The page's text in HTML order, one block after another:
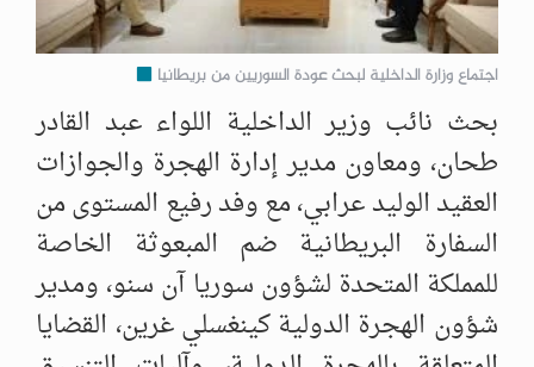
اجتماع وزارة الداخلية لبحث عودة السوريين من بريطانيا
بحث نائب وزير الداخلية اللواء عبد القادر
طحان، ومعاون مدير إدارة الهجرة والجوازات
العقيد الوليد عرابي، مع وفد رفيع المستوى من
السفارة البريطانية ضم المبعوثة الخاصة
للمملكة المتحدة لشؤون سوريا آن سنو،‏ ومدير
شؤون الهجرة الدولية كينغسلي غرين، القضايا